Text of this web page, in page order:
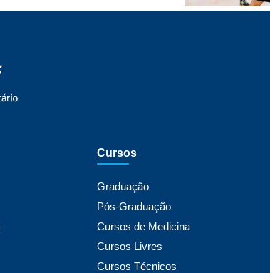
Cursos
Graduação
Pós-Graduação
Cursos de Medicina
Cursos Livres
Cursos Técnicos